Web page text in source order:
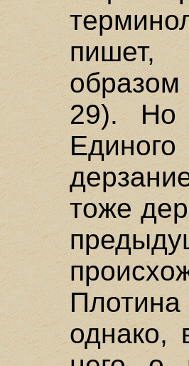
пишет,
29). Но
тоже
однако,